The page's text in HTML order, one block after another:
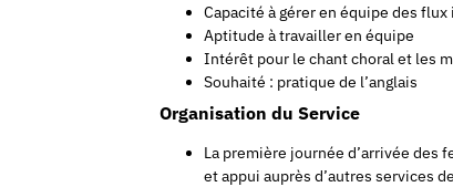
Capacité à gérer en équipe des
Aptitude à travailler en équipe
Intérêt pour le chant choral et les
Souhaité : pratique de l’anglais
Organisation du Service
La première journée d’arrivée
et appui auprès d’autres services